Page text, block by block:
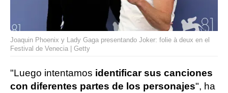
Joaquin Phoenix y Lady Gaga presentando Joker: folie à deux en el
Festival de Venecia | Getty
"Luego intentamos identificar sus canciones
con diferentes partes de los personajes", ha